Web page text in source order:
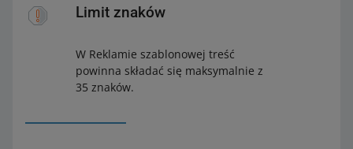
Limit znaków
W Reklamie szablonowej treść
powinna składać się maksymalnie z
35 znaków.